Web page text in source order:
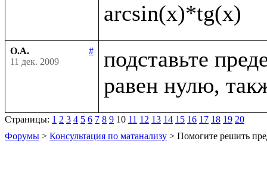
О.А.
#
11 дек. 2009
подставьте
Страницы: 1 2 3 4 5 6 7 8 9 10 11 12 13 14 15 16 17 18 19 20
Форумы > Консультация по матанализу > Помогите решить